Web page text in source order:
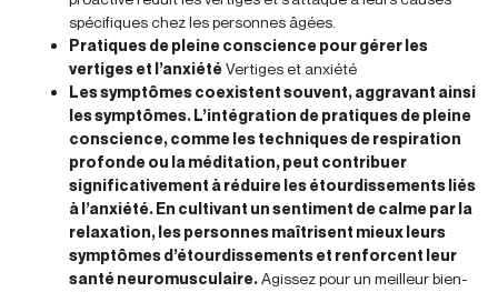
spécifiques chez les personnes âgées.
Pratiques de pleine conscience pour gérer les
vertiges et l’anxiétéVertiges et anxiété
Les symptômes coexistent souvent, aggravant ainsi
les symptômes. L’intégration de pratiques de pleine
conscience, comme les techniques de respiration
profonde ou la méditation, peut contribuer
significativement à réduire les étourdissements liés
à l’anxiété. En cultivant un sentiment de calme par la
relaxation, les personnes maîtrisent mieux leurs
symptômes d’étourdissements et renforcent leur
santé neuromusculaire.Agissez pour un meilleur bien-